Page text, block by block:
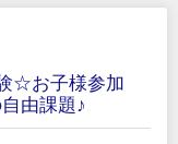
☆お子様参加
由課題♪